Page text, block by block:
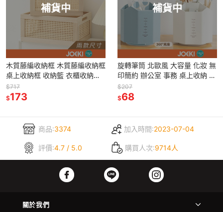
補貨中
木質藤編收納框 木質藤編收納框
桌上收納框 收納籃 衣櫃收納籃
編織收納框 雜物收納框 藤編收
納籃【SN0292】
$717
$173
補貨中
旋轉筆筒 北歐風 大容量 化妝 無
印簡約 辦公室 事務 桌上收納 文
具收納【WJ0117】
$207
$68
商品:3374 加入時間:2023-07-04
評價:4.7 / 5.0 購買人次:9714人
關於我們